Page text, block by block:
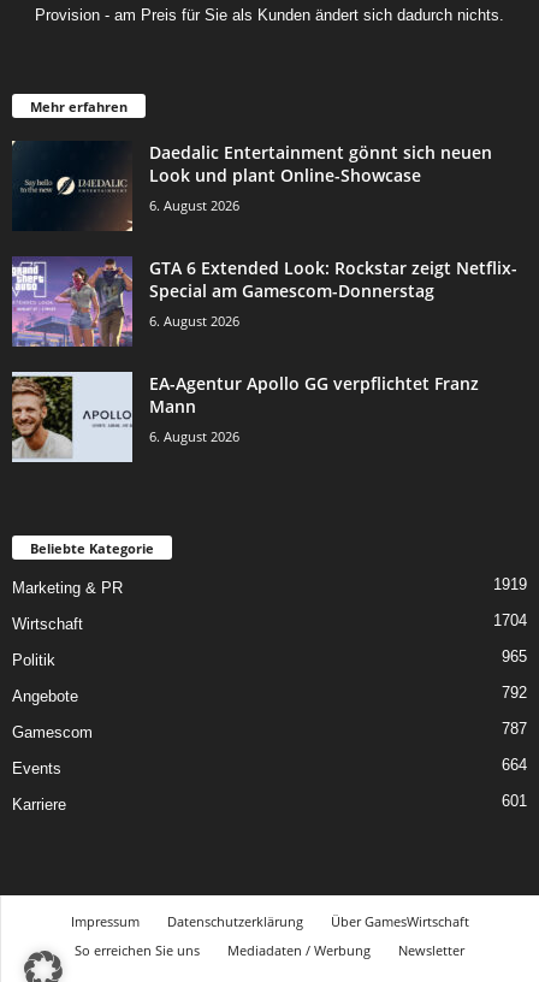
Provision - am Preis für Sie als Kunden ändert sich dadurch nichts.
Mehr erfahren
Daedalic Entertainment gönnt sich neuen
Look und plant Online-Showcase
6. August 2026
GTA 6 Extended Look: Rockstar zeigt Netflix-
Special am Gamescom-Donnerstag
6. August 2026
EA-Agentur Apollo GG verpflichtet Franz
Mann
6. August 2026
Beliebte Kategorie
Marketing & PR 1919
Wirtschaft 1704
Politik 965
Angebote 792
Gamescom 787
Events 664
Karriere 601
Impressum Datenschutzerklärung
Über GamesWirtschaft
So erreichen Sie uns
Mediadaten / Werbung
Newsletter